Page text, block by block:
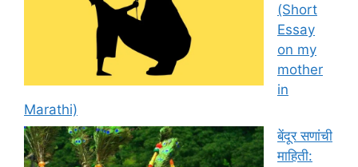
(Short
Essay
on my
mother
in
Marathi)
बेंदूर सणांची
माहिती: